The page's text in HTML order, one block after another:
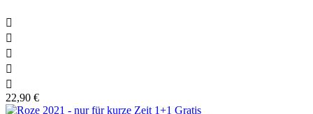





22,90 €